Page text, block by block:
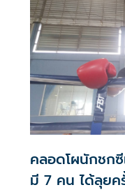
ทอง
คลอดโผนักชก
มี 7 คน ได้ลุยค